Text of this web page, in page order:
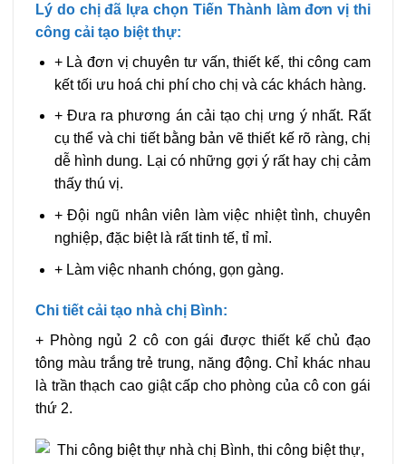
Lý do chị đã lựa chọn Tiến Thành làm đơn vị thi
công cải tạo biệt thự:
+ Là đơn vị chuyên tư vấn, thiết kế, thi công cam
kết tối ưu hoá chi phí cho chị và các khách hàng.
+ Đưa ra phương án cải tạo chị ưng ý nhất. Rất
cụ thể và chi tiết bằng bản vẽ thiết kế rõ ràng, chị
dễ hình dung. Lại có những gợi ý rất hay chị cảm
thấy thú vị.
+ Đội ngũ nhân viên làm việc nhiệt tình, chuyên
nghiệp, đặc biệt là rất tinh tế, tỉ mỉ.
+ Làm việc nhanh chóng, gọn gàng.
Chi tiết cải tạo nhà chị Bình:
+ Phòng ngủ 2 cô con gái được thiết kế chủ đạo
tông màu trắng trẻ trung, năng động. Chỉ khác nhau
là trần thạch cao giật cấp cho phòng của cô con gái
thứ 2.